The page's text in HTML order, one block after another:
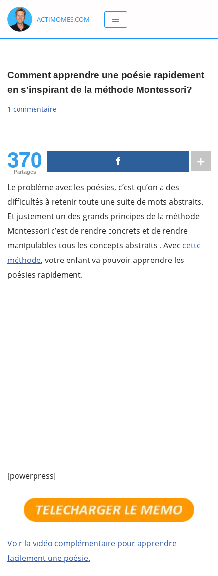
Aller
au
ACTIMOMES.COM
Comment apprendre une poésie rapidement
en s’inspirant de la méthode Montessori?
1 commentaire
370
Partages
Le problème avec les poésies, c’est qu’on a des
difficultés à retenir toute une suite de mots abstraits.
Et justement un des grands principes de la méthode
Montessori c’est de rendre concrets et de rendre
manipulables tous les concepts abstraits . Avec cette
méthode, votre enfant va pouvoir apprendre les
poésies rapidement.
[powerpress]
Voir la vidéo complémentaire pour apprendre
facilement une poésie.